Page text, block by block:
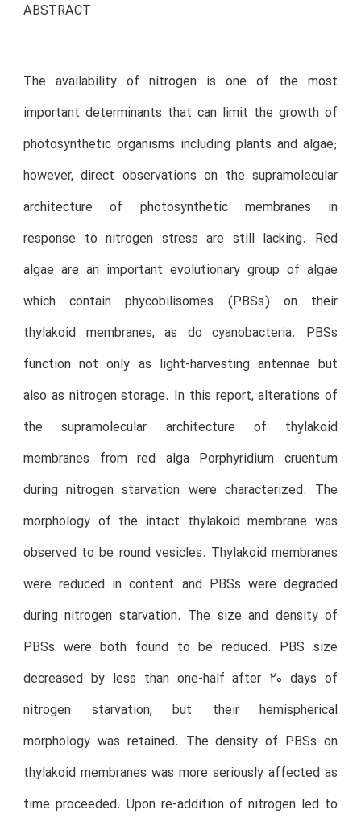
ABSTRACT
The availability of nitrogen is one of the most
important determinants that can limit the growth of
photosynthetic organisms including plants and algae;
however, direct observations on the supramolecular
architecture of photosynthetic membranes in
response to nitrogen stress are still lacking. Red
algae are an important evolutionary group of algae
which contain phycobilisomes (PBSs) on their
thylakoid membranes, as do cyanobacteria. PBSs
function not only as light-harvesting antennae but
also as nitrogen storage. In this report, alterations of
the supramolecular architecture of thylakoid
membranes from red alga Porphyridium cruentum
during nitrogen starvation were characterized. The
morphology of the intact thylakoid membrane was
observed to be round vesicles. Thylakoid membranes
were reduced in content and PBSs were degraded
during nitrogen starvation. The size and density of
PBSs were both found to be reduced. PBS size
decreased by less than one-half after 20 days of
nitrogen starvation, but their hemispherical
morphology was retained. The density of PBSs on
thylakoid membranes was more seriously affected as
time proceeded. Upon re-addition of nitrogen led to